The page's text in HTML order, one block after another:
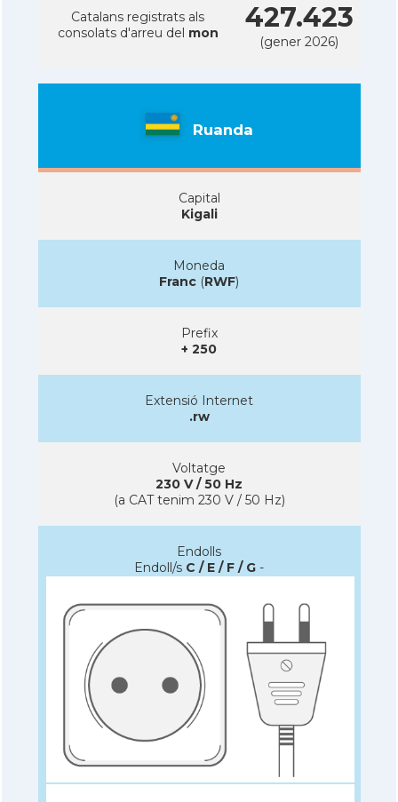
Catalans registrats als
consolats d'arreu del mon 427.423
(gener 2026)
Ruanda
Capital
Kigali
Moneda
Franc (RWF)
Prefix
+ 250
Extensió Internet
.rw
Voltatge
230 V / 50 Hz
(a CAT tenim 230 V / 50 Hz)
Endolls
Endoll/s C / E / F / G -